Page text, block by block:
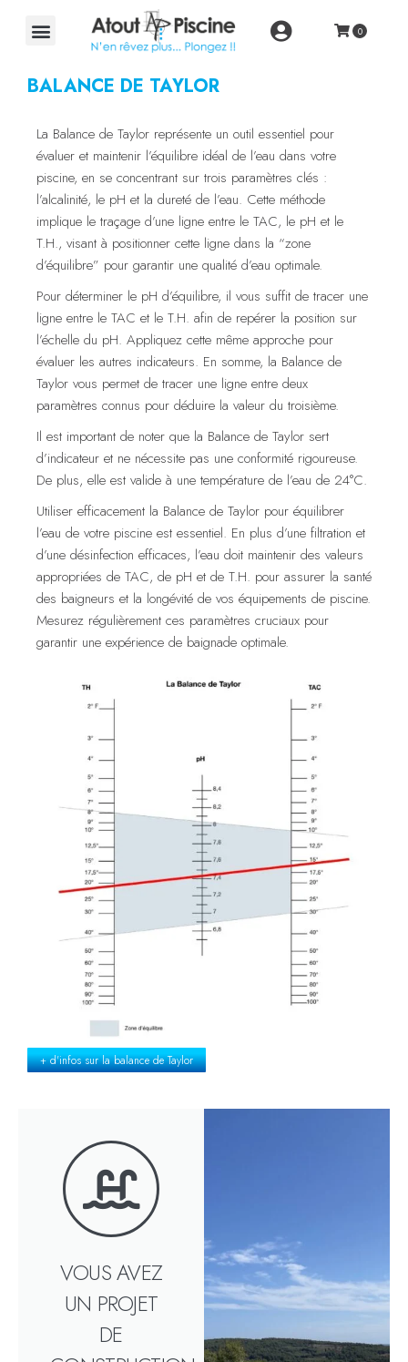
BALANCE DE TAYLOR
La Balance de Taylor représente un outil essentiel pour
évaluer et maintenir l’équilibre idéal de l’eau dans votre
piscine, en se concentrant sur trois paramètres clés :
l’alcalinité, le pH et la dureté de l’eau. Cette méthode
implique le traçage d’une ligne entre le TAC, le pH et le
T.H., visant à positionner cette ligne dans la “zone
d’équilibre” pour garantir une qualité d’eau optimale.
Pour déterminer le pH d’équilibre, il vous suffit de tracer une
ligne entre le TAC et le T.H. afin de repérer la position sur
l’échelle du pH. Appliquez cette même approche pour
évaluer les autres indicateurs. En somme, la Balance de
Taylor vous permet de tracer une ligne entre deux
paramètres connus pour déduire la valeur du troisième.
Il est important de noter que la Balance de Taylor sert
d’indicateur et ne nécessite pas une conformité rigoureuse.
De plus, elle est valide à une température de l’eau de 24°C.
Utiliser efficacement la Balance de Taylor pour équilibrer
l’eau de votre piscine est essentiel. En plus d’une filtration et
d’une désinfection efficaces, l’eau doit maintenir des valeurs
appropriées de TAC, de pH et de T.H. pour assurer la santé
des baigneurs et la longévité de vos équipements de piscine.
Mesurez régulièrement ces paramètres cruciaux pour
garantir une expérience de baignade optimale.
+ d'infos sur la balance de Taylor
VOUS AVEZ
UN PROJET
DE